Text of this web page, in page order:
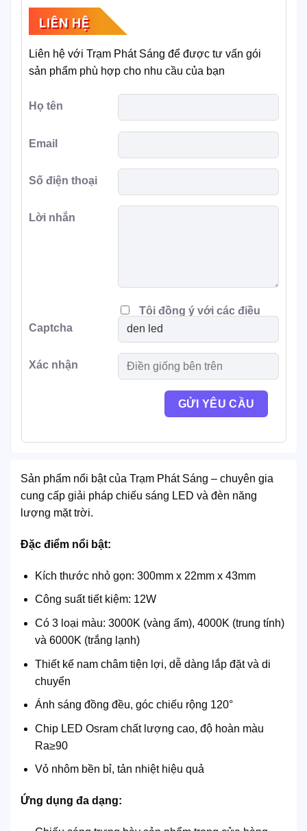
Sản phẩm nổi bật của Trạm Phát Sáng – chuyên gia
cung cấp giải pháp chiếu sáng LED và đèn năng
lượng mặt trời.
Đặc điểm nổi bật:
Kích thước nhỏ gọn: 300mm x 22mm x 43mm
Công suất tiết kiệm: 12W
Có 3 loại màu: 3000K (vàng ấm), 4000K (trung tính)
và 6000K (trắng lạnh)
Thiết kế nam châm tiện lợi, dễ dàng lắp đặt và di
chuyển
Ánh sáng đồng đều, góc chiếu rộng 120°
Chip LED Osram chất lượng cao, độ hoàn màu
Ra≥90
Vỏ nhôm bền bỉ, tản nhiệt hiệu quả
Ứng dụng đa dạng:
LIÊN HỆ
Liên hệ với Trạm Phát Sáng để được tư vấn gói
sản phẩm phù hợp cho nhu cầu của bạn
Họ tên
Email
Số điện thoại
Lời nhắn
Tôi đồng ý với các điều
khoản
Captcha
Xác nhận